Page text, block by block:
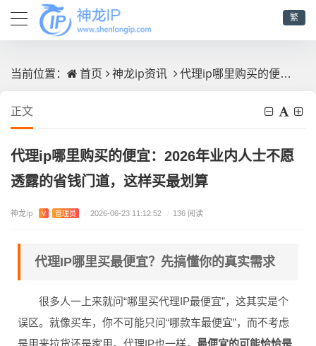
繁
当前位置： 首页 神龙ip资讯 代理ip哪里购买的便宜：2026年业内人士不愿透露的省钱门道，这样买最划算
正文
代理ip哪里购买的便宜：2026年业内人士不愿
透露的省钱门道，这样买最划算
神龙ip V 管理员 / 2026-06-23 11:12:52 / 136 阅读
代理IP哪里买最便宜？先搞懂你的真实需求
很多人一上来就问“哪里买代理IP最便宜”，这其实是个
误区。就像买车，你不可能只问“哪款车最便宜”，而不考虑
是用来拉货还是家用。代理IP也一样， 最便宜的可能恰恰是